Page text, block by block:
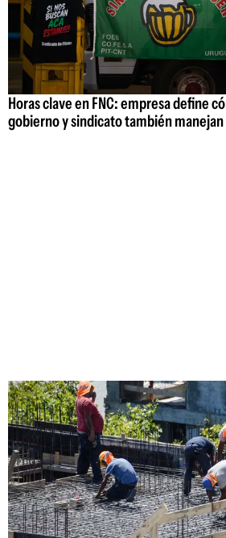
Horas clave en FNC: empresa define
gobierno y sindicato también